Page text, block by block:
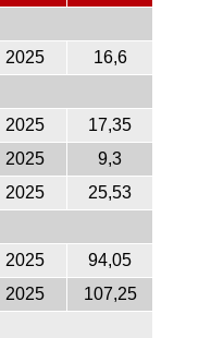
2025
16,6
2025
17,35
2025
9,3
2025
25,53
2025
94,05
2025
107,25